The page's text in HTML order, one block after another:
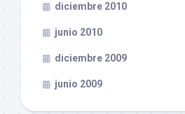
diciembre 2010
junio 2010
diciembre 2009
junio 2009